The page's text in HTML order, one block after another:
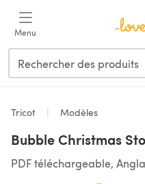
Menu
Tricot Modèles
Bubble Christmas
PDF téléchargeable,